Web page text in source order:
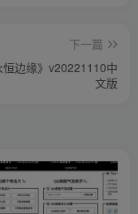
下一篇
恒边缘》v20221110中
文版